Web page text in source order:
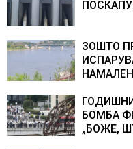
ЗОШТО
БОМБА
„БОЖЕ,